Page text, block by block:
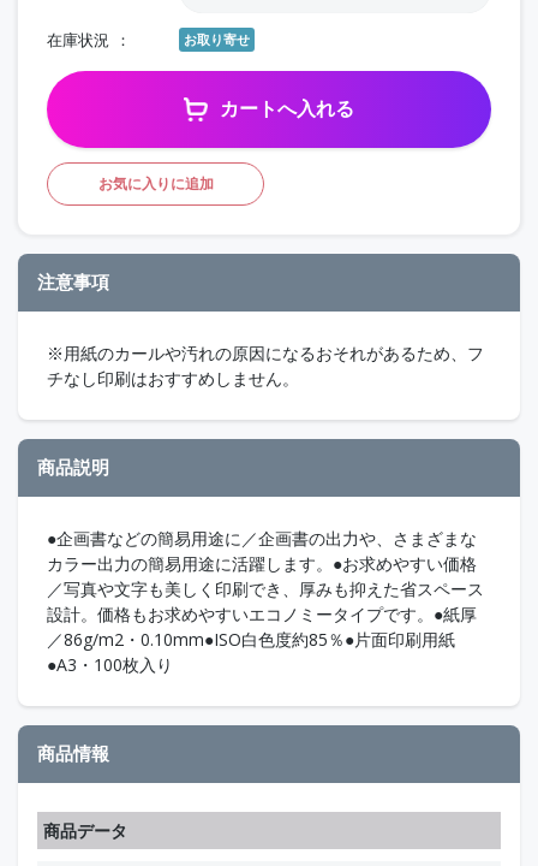
在庫状況 お取り寄せ
カートへ入れる
お気に入りに追加
注意事項
※用紙のカールや汚れの原因になるおそれがあるため、フ
チなし印刷はおすすめしません。
商品説明
●企画書などの簡易用途に／企画書の出力や、さまざまな
カラー出力の簡易用途に活躍します。●お求めやすい価格
／写真や文字も美しく印刷でき、厚みも抑えた省スペース
設計。価格もお求めやすいエコノミータイプです。●紙厚
／86g/m2・0.10mm●ISO白色度約85％●片面印刷用紙
●A3・100枚入り
商品情報
商品データ